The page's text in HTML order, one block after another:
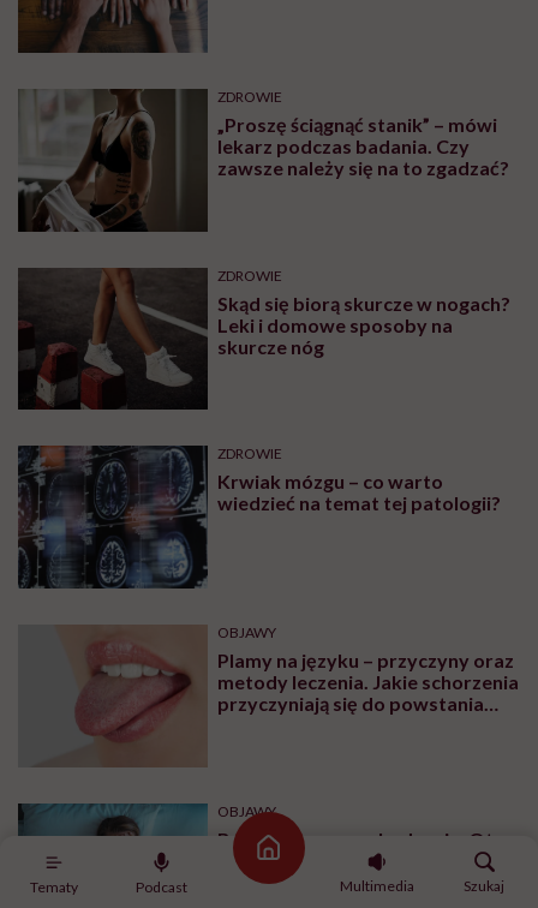
Tematy Podcast
Strona główna
Multimedia
Szukaj
ZDROWIE
„Proszę ściągnąć stanik” – mówi
lekarz podczas badania. Czy
zawsze należy się na to zgadzać?
ZDROWIE
Skąd się biorą skurcze w nogach?
Leki i domowe sposoby na
skurcze nóg
ZDROWIE
Krwiak mózgu – co warto
wiedzieć na temat tej patologii?
OBJAWY
Plamy na języku – przyczyny oraz
metody leczenia. Jakie schorzenia
przyczyniają się do powstania
OBJAWY
Ból głowy po przebudzeniu. Oto
najczęstsze przyczyny